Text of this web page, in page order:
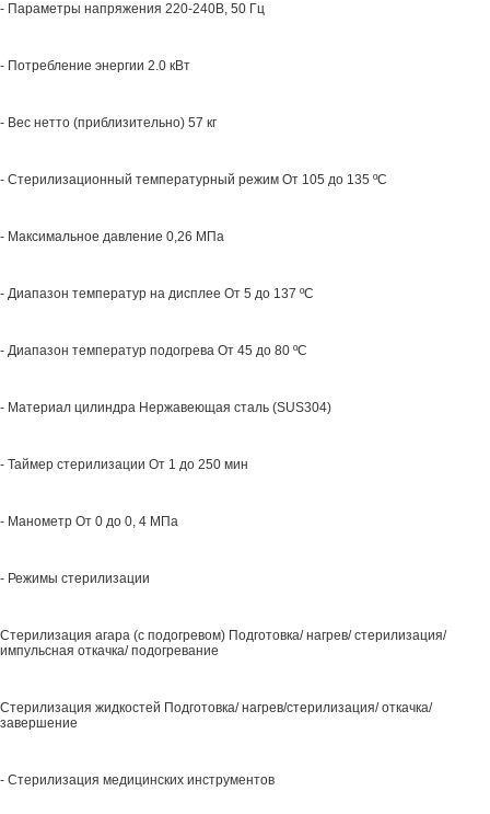
- Параметры напряжения 220-240В, 50 Гц
- Потребление энергии 2.0 кВт
- Вес нетто (приблизительно) 57 кг
- Стерилизационный температурный режим От 105 до 135 ºС
- Максимальное давление 0,26 МПа
- Диапазон температур на дисплее От 5 до 137 ºС
- Диапазон температур подогрева От 45 до 80 ºС
- Материал цилиндра Нержавеющая сталь (SUS304)
- Таймер стерилизации От 1 до 250 мин
- Манометр От 0 до 0, 4 МПа
- Режимы стерилизации
Стерилизация агара (с подогревом) Подготовка/ нагрев/ стерилизация/
импульсная откачка/ подогревание
Стерилизация жидкостей Подготовка/ нагрев/стерилизация/ откачка/
завершение
- Стерилизация медицинских инструментов